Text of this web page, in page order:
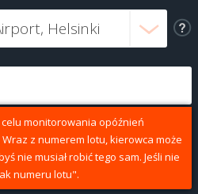
monitorowania opóźnień
z numerem lotu, kierowca może
nie musiał robić tego sam. Jeśli nie
numeru lotu".